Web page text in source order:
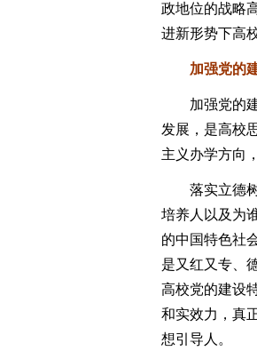
政地位的战略
进新形势下高
加强党的建
加强党的建
发展，是高校
主义办学方向
落实立德树
培养人以及为
的中国特色社
是又红又专、
高校党的建设
和实效力，真
想引导人。